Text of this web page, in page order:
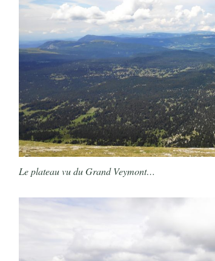
Le plateau vu du Grand Veymont…